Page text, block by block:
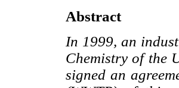
Abstract
In 1999, an
Chemistry of the
signed an